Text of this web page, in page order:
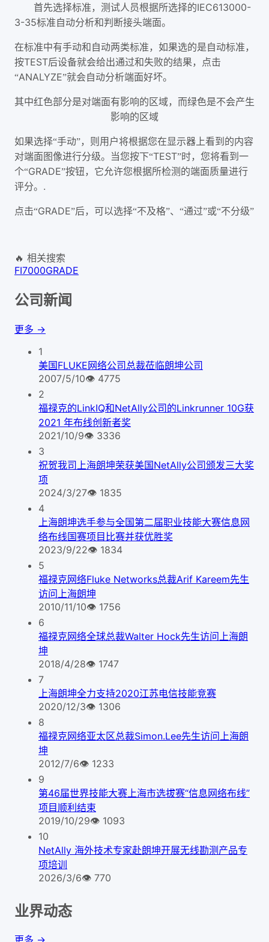
首先选择标准，测试人员根据所选择的IEC613000-
3-35标准自动分析和判断接头端面。
在标准中有手动和自动两类标准，如果选的是自动标准，
按TEST后设备就会给出通过和失败的结果，点击
“ANALYZE”就会自动分析端面好坏。
其中红色部分是对端面有影响的区域，而绿色是不会产生
影响的区域
如果选择“手动”，则用户将根据您在显示器上看到的内容
对端面图像进行分级。当您按下“TEST”时，您将看到一
个“GRADE”按钮，它允许您根据所检测的端面质量进行
评分。 .
点击“GRADE”后，可以选择“不及格”、“通过”或“不分级”
🔥 相关搜索
FI7000GRADE
公司新闻
更多 →
1
美国FLUKE网络公司总裁莅临朗坤公司
2007/5/10👁 4775
2
福禄克的LinkIQ和NetAlly公司的Linkrunner 10G获
2021 年布线创新者奖
2021/10/9👁 3336
3
祝贺我司上海朗坤荣获美国NetAlly公司颁发三大奖
项
2024/3/27👁 1835
4
上海朗坤选手参与全国第二届职业技能大赛信息网
络布线国赛项目比赛并获优胜奖
2023/9/22👁 1834
5
福禄克网络Fluke Networks总裁Arif Kareem先生
访问上海朗坤
2010/11/10👁 1756
6
福禄克网络全球总裁Walter Hock先生访问上海朗
坤
2018/4/28👁 1747
7
上海朗坤全力支持2020江苏电信技能竞赛
2020/12/3👁 1306
8
福禄克网络亚太区总裁Simon.Lee先生访问上海朗
坤
2012/7/6👁 1233
9
第46届世界技能大赛上海市选拔赛“信息网络布线”
项目顺利结束
2019/10/29👁 1093
10
NetAlly 海外技术专家赴朗坤开展无线勘测产品专
项培训
2026/3/6👁 770
业界动态